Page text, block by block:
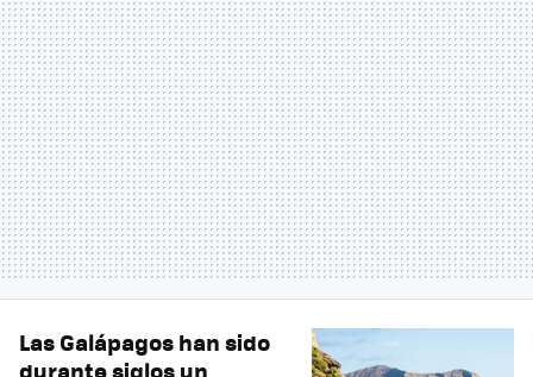
Las Galápagos han sido